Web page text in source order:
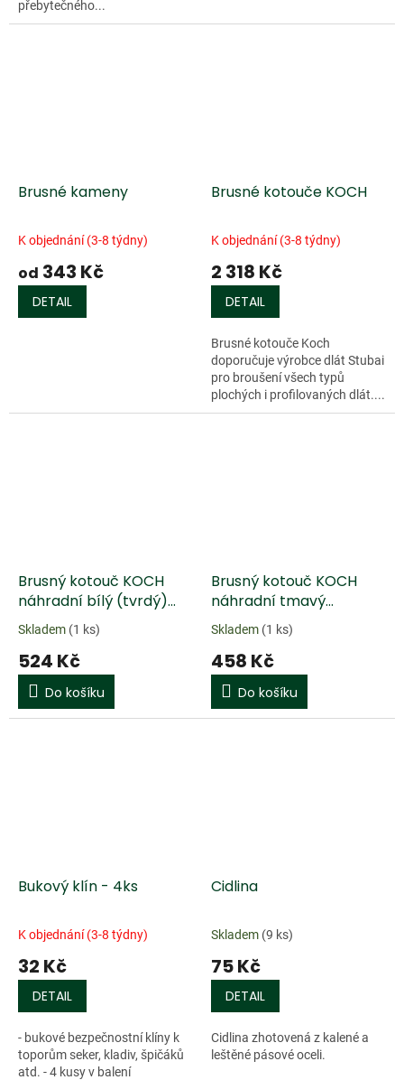
přebytečného...
Brusné kameny
K objednání (3-8 týdny)
od 343 Kč
DETAIL
Brusné kotouče KOCH
K objednání (3-8 týdny)
2 318 Kč
DETAIL
Brusné kotouče Koch
doporučuje výrobce dlát Stubai
pro broušení všech typů
plochých i profilovaných dlát....
Brusný kotouč KOCH
náhradní bílý (tvrdý)
kotouč, bez hřídele
Skladem (1 ks)
524 Kč
Do košíku
Brusný kotouč KOCH
náhradní tmavý
(měkký) kotouč, bez
hřídele
Skladem (1 ks)
458 Kč
Do košíku
Bukový klín - 4ks
K objednání (3-8 týdny)
32 Kč
DETAIL
- bukové bezpečnostní klíny k
toporům seker, kladiv, špičáků
atd. - 4 kusy v balení
Cidlina
Skladem (9 ks)
75 Kč
DETAIL
Cidlina zhotovená z kalené a
leštěné pásové oceli.